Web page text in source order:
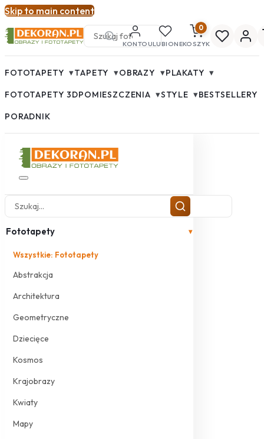
Skip to main content
KONTOULUBIONE
0
KOSZYK
FOTOTAPETY ▾TAPETY ▾OBRAZY ▾PLAKATY ▾
FOTOTAPETY 3DPOMIESZCZENIA ▾STYLE ▾BESTSELLERY
PORADNIK
Fototapety ▾
Wszystkie: Fototapety
Abstrakcja
Architektura
Geometryczne
Dziecięce
Kosmos
Krajobrazy
Kwiaty
Mapy